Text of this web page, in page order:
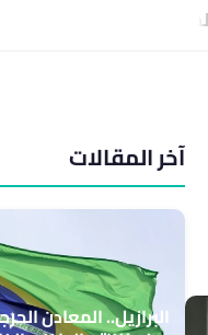
آخر المقالات